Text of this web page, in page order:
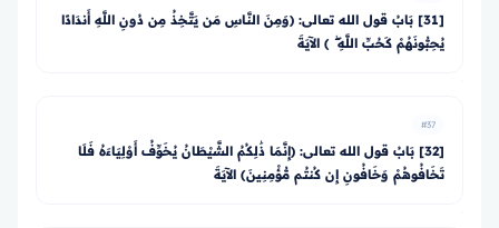
[31] بَابُ قول الله تعالى: ﴿وَمِنَ النَّاسِ مَن يَتَّخِذُ مِن دُونِ اللَّهِ أَندَادًا
يُحِبُّونَهُمْ كَحُبِّ اللَّهِ ۖ ﴾ الآيَةَ
#37
[32] بَابُ قول الله تعالى: ﴿إِنَّمَا ذَٰلِكُمُ الشَّيْطَانُ يُخَوِّفُ أَوْلِيَاءَهُ فَلَا
تَخَافُوهُمْ وَخَافُونِ إِن كُنتُم مُّؤْمِنِينَ﴾ الآيَةَ